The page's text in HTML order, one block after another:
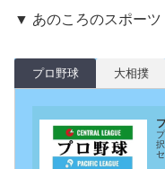
▼ あのころのスポーツ
プロ野球 大相撲